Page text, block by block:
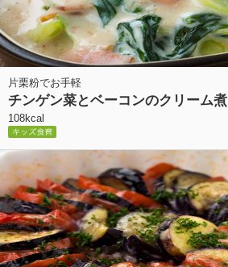
片栗粉でお手軽
チンゲン菜とベーコンのクリーム煮
108kcal